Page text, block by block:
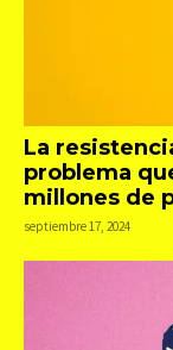
La
problema
millones de
septiembre 17, 2024